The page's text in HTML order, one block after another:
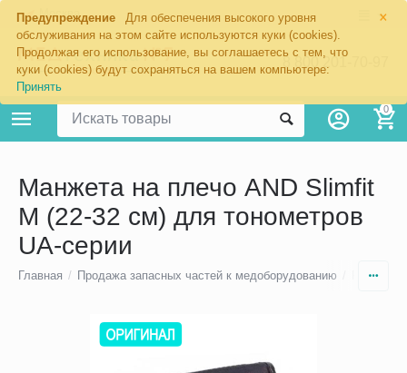
×
Предупреждение
Для обеспечения высокого уровня
обслуживания на этом сайте используются куки (cookies).
Продолжая его использование, вы соглашаетесь с тем, что
куки (cookies) будут сохраняться на вашем компьютере:
Принять
Москва
8 800 201-70-97
0
Манжета на плечо AND Slimfit
M (22-32 см) для тонометров
UA-серии
Главная / Продажа запасных частей к медоборудованию Ремонт